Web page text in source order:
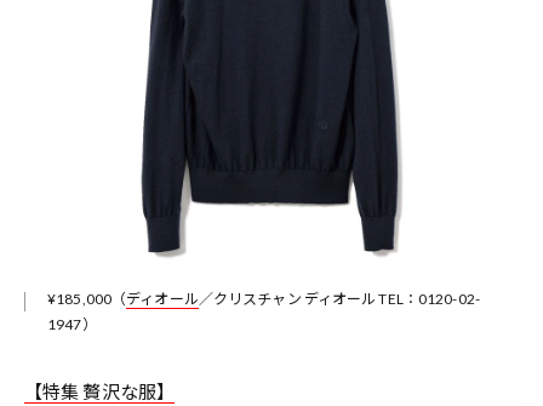
¥185,000（ディオール ／クリスチャン ディオール TEL：0120-02-
1947）
【特集 贅沢な服】